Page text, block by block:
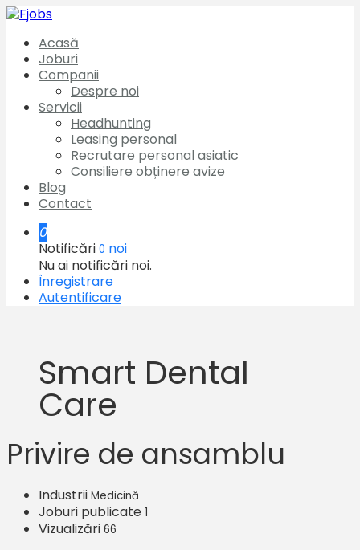
Acasă
Joburi
Companii
Despre noi
Servicii
Headhunting
Leasing personal
Recrutare personal asiatic
Consiliere obținere avize
Blog
Contact
0
Notificări 0 noi
Nu ai notificări noi.
Înregistrare
Autentificare
Smart Dental
Care
Privire de ansamblu
Industrii Medicină
Joburi publicate 1
Vizualizări 66